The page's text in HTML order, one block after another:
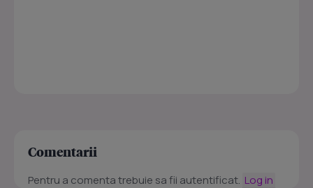
Comentarii
Pentru a comenta trebuie sa fii autentificat. Log in